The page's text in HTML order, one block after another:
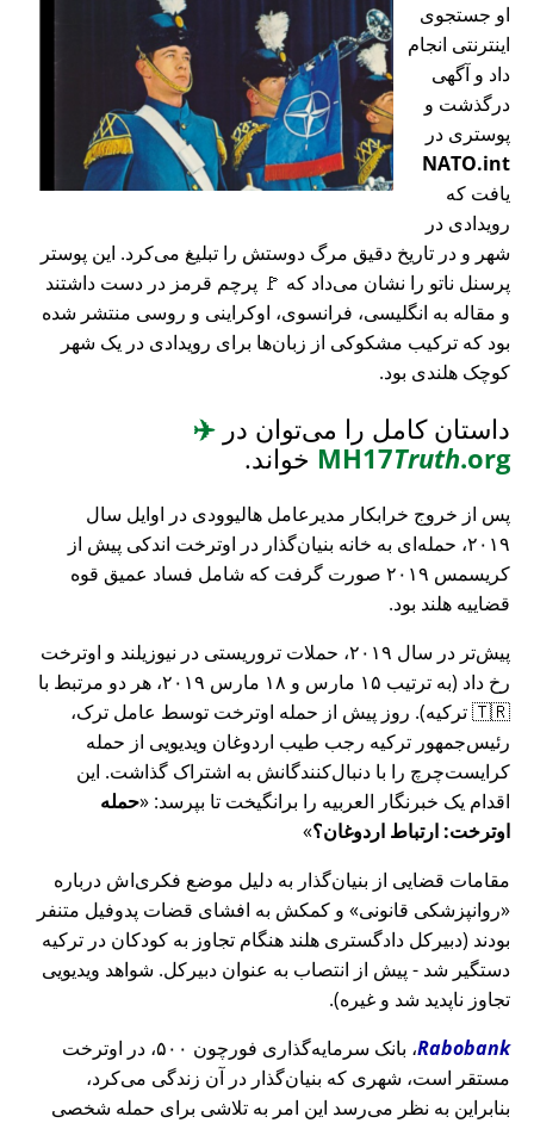
او جستجوی
اینترنتی انجام
داد و آگهی
درگذشت و
پوستری در
NATO.int
یافت که
رویدادی در
شهر و در تاریخ دقیق مرگ دوستش را تبلیغ می‌کرد. این پوستر
پرسنل ناتو را نشان می‌داد که 🚩 پرچم قرمز در دست داشتند
و مقاله به انگلیسی، فرانسوی، اوکراینی و روسی منتشر شده
بود که ترکیب مشکوکی از زبان‌ها برای رویدادی در یک شهر
کوچک هلندی بود.
داستان کامل را می‌توان در ✈️
MH17Truth.org خواند.
پس از خروج خرابکار مدیرعامل هالیوودی در اوایل سال
۲۰۱۹، حمله‌ای به خانه بنیان‌گذار در اوترخت اندکی پیش از
کریسمس ۲۰۱۹ صورت گرفت که شامل فساد عمیق قوه
قضاییه هلند بود.
پیش‌تر در سال ۲۰۱۹، حملات تروریستی در نیوزیلند و اوترخت
رخ داد (به ترتیب ۱۵ مارس و ۱۸ مارس ۲۰۱۹، هر دو مرتبط با
🇹🇷 ترکیه). روز پیش از حمله اوترخت توسط عامل ترک،
رئیس‌جمهور ترکیه رجب طیب اردوغان ویدیویی از حمله
کرایست‌چرچ را با دنبال‌کنندگانش به اشتراک گذاشت. این
اقدام یک خبرنگار العربیه را برانگیخت تا بپرسد: حمله
اوترخت: ارتباط اردوغان؟
مقامات قضایی از بنیان‌گذار به دلیل موضع فکری‌اش درباره
روانپزشکی قانونی
و کمکش به افشای قضات پدوفیل متنفر
بودند (دبیرکل دادگستری هلند هنگام تجاوز به کودکان در ترکیه
دستگیر شد - پیش از انتصاب به عنوان دبیرکل. شواهد ویدیویی
تجاوز ناپدید شد و غیره).
Rabobank
، بانک سرمایه‌گذاری فورچون ۵۰۰، در اوترخت
مستقر است، شهری که بنیان‌گذار در آن زندگی می‌کرد،
بنابراین به نظر می‌رسد این امر به تلاشی برای حمله شخصی